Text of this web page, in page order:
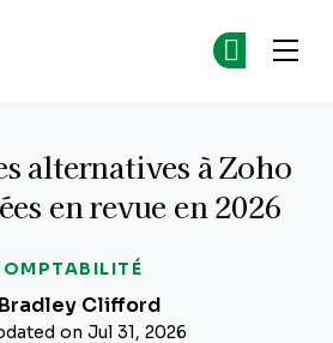
alternatives à Zoho
en revue en 2026
Bradley Clifford
on Jul 31, 2026